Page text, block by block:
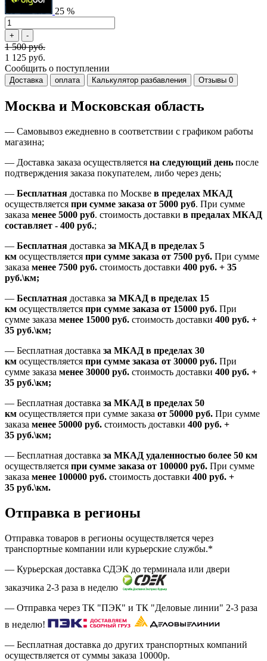
25 %
1 500 руб.
1 125 руб.
Сообщить о поступлении
Доставка оплата Калькулятор разбавления Отзывы 0
Москва и Московская область
— Самовывоз ежедневно в соответствии с графиком работы
магазина;
— Доставка заказа осуществляется на следующий день после
подтверждения заказа покупателем, либо через день;
— Бесплатная доставка по Москве в пределах МКАД
осуществляется при сумме заказа от 5000 руб. При сумме
заказа менее 5000 руб. стоимость доставки в предалах МКАД
составляет - 400 руб.;
— Бесплатная доставка за МКАД в пределах 5
км осуществляется при сумме заказа от 7500 руб. При сумме
заказа менее 7500 руб. стоимость доставки 400 руб. + 35
руб.\км;
— Бесплатная доставка за МКАД в пределах 15
км осуществляется при сумме заказа от 15000 руб. При
сумме заказа менее 15000 руб. стоимость доставки 400 руб. +
35 руб.\км;
— Бесплатная доставка за МКАД в пределах 30
км осуществляется при сумме заказа от 30000 руб. При
сумме заказа менее 30000 руб. стоимость доставки 400 руб. +
35 руб.\км;
— Бесплатная доставка за МКАД в пределах 50
км осуществляется при сумме заказа от 50000 руб. При сумме
заказа менее 50000 руб. стоимость доставки 400 руб. +
35 руб.\км;
— Бесплатная доставка за МКАД удаленностью более 50 км
осуществляется при сумме заказа от 100000 руб. При сумме
заказа менее 100000 руб. стоимость доставки 400 руб. +
35 руб.\км.
Отправка в регионы
Отправка товаров в регионы осуществляется через
транспортные компании или курьерские службы.*
— Курьерская доставка СДЭК до терминала или двери
заказчика 2-3 раза в неделю
— Отправка через ТК "ПЭК" и ТК "Деловые линии" 2-3 раза
в неделю!
— Бесплатная доставка до других транспортных компаний
осуществляется от суммы заказа 10000р.